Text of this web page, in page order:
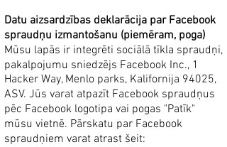
Datu aizsardzības deklarācija par Facebook
spraudņu izmantošanu (piemēram, poga)
Mūsu lapās ir integrēti sociālā tīkla spraudņi,
pakalpojumu sniedzējs Facebook Inc., 1
Hacker Way, Menlo parks, Kalifornija 94025,
ASV. Jūs varat atpazīt Facebook spraudņus
pēc Facebook logotipa vai pogas "Patīk"
mūsu vietnē. Pārskatu par Facebook
spraudņiem varat atrast šeit: